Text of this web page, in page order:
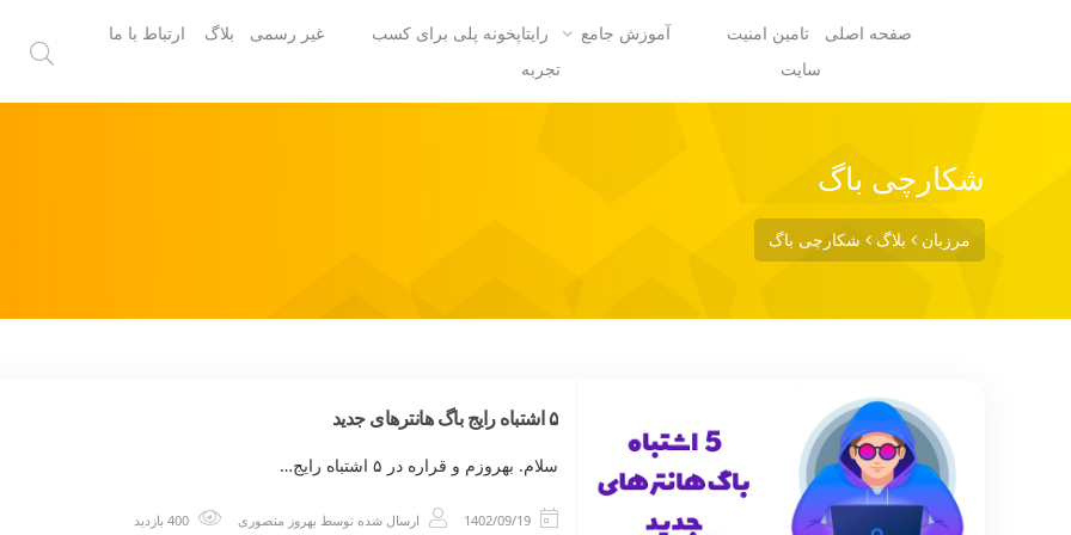
صفحه اصلی
تامین امنیت
سایت
آموزش جامع
رایتاپخونه پلی برای کسب
تجربه
غیر رسمی بلاگ ارتباط با ما
شکارچی باگ
مرزبان بلاگ شکارچی باگ
۵ اشتباه رایج باگ هانترهای جدید
سلام. بهروزم و قراره در ۵ اشتباه رایج…
1402/09/19 ارسال شده توسط بهروز منصوری